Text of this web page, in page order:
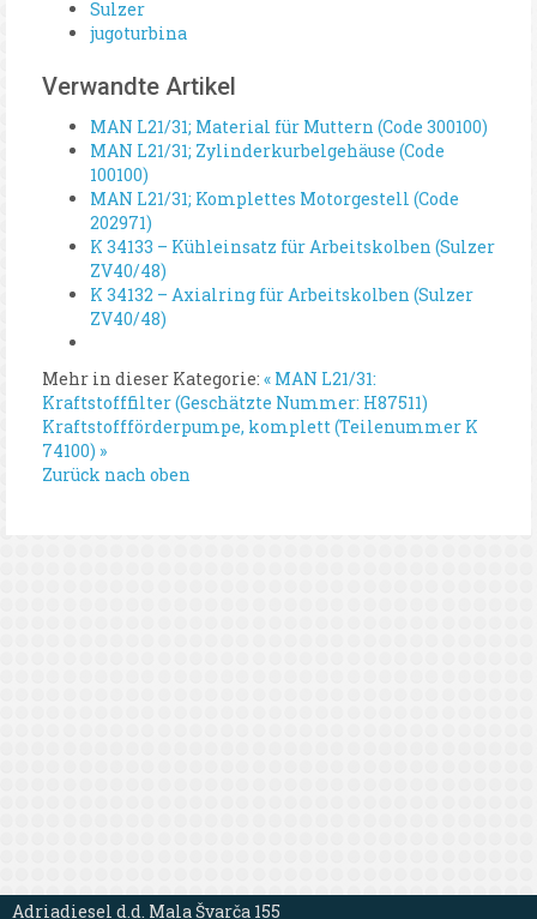
Sulzer
jugoturbina
Verwandte Artikel
MAN L21/31; Material für Muttern (Code 300100)
MAN L21/31; Zylinderkurbelgehäuse (Code
100100)
MAN L21/31; Komplettes Motorgestell (Code
202971)
K 34133 – Kühleinsatz für Arbeitskolben (Sulzer
ZV40/48)
K 34132 – Axialring für Arbeitskolben (Sulzer
ZV40/48)
Mehr in dieser Kategorie: « MAN L21/31:
Kraftstofffilter (Geschätzte Nummer: H87511)
Kraftstoffförderpumpe, komplett (Teilenummer K
74100) »
Zurück nach oben
Adriadiesel d.d. Mala Švarča 155